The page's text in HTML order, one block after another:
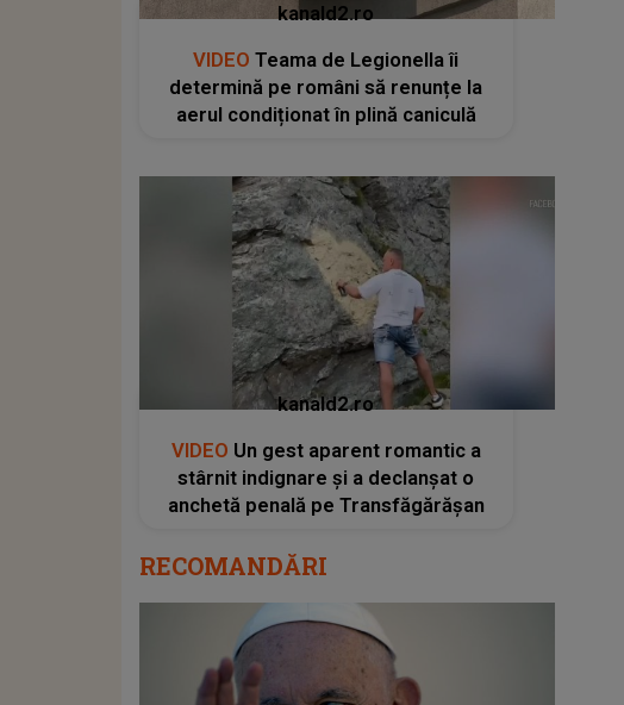
kanald2.ro
VIDEO Teama de Legionella îi
determină pe români să renunțe la
aerul condiționat în plină caniculă
kanald2.ro
VIDEO Un gest aparent romantic a
stârnit indignare și a declanșat o
anchetă penală pe Transfăgărășan
RECOMANDĂRI